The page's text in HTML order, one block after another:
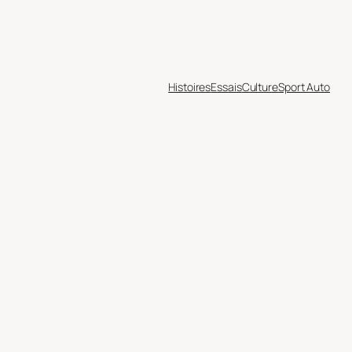
HistoiresEssaisCultureSport Auto